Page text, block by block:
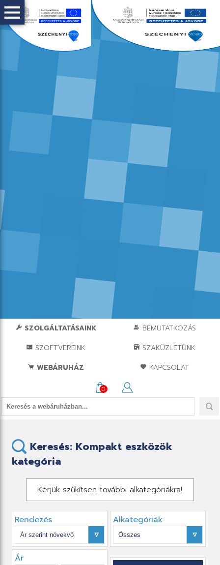
SZOLGÁLTATÁSAINK
BEMUTATKOZÁS
SZOFTVEREINK
SZAKÜZLETÜNK
WEBÁRUHÁZ
KAPCSOLAT
0
Keresés: Kompakt eszközök
kategória
Kérjük szűkítsen további alkategóriákra!
Rendezés Alkategóriák
Ár